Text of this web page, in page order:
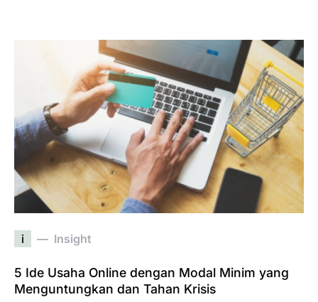
i Insight
5 Ide Usaha Online dengan Modal Minim yang
Menguntungkan dan Tahan Krisis